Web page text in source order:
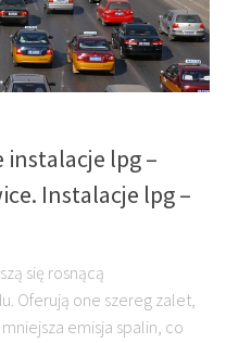
instalacje lpg –
Instalacje lpg –
się rosnącą
Oferują one szereg zalet,
emisja spalin, co